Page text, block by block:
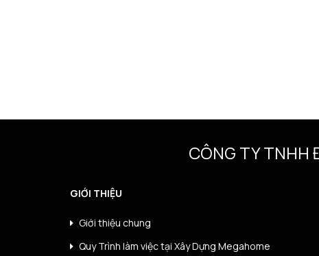
CÔNG TY TNHH
GIỚI THIỆU
Giới thiệu chung
Quy Trình làm việc tại Xây Dựng Megahome